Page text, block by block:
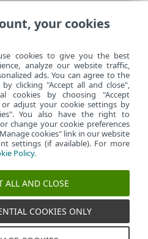
On-Prem Menú
Tareas del cliente>
cuarentena
de ESET
your cookies
cookies to give you the best
analyze our website traffic,
ads. You can agree to the
clicking "Accept all and close",
cookies by choosing "Accept
or adjust your cookie settings by
You also have the right to
change your cookie preferences
cookies" link in our website
settings (if available). For more
Policy.
ALL AND CLOSE
COOKIES ONLY